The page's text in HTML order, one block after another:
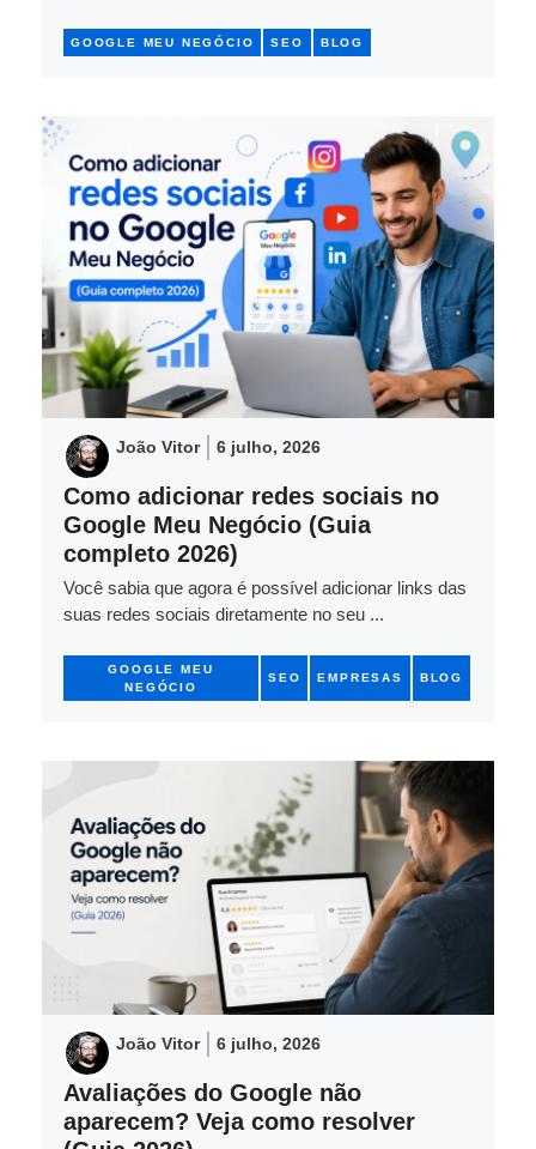
GOOGLE MEU NEGÓCIO SEO BLOG
João Vitor 6 julho, 2026
Como adicionar redes sociais no
Google Meu Negócio (Guia
completo 2026)
Você sabia que agora é possível adicionar links das
suas redes sociais diretamente no seu ...
GOOGLE MEU
NEGÓCIO
SEO EMPRESAS BLOG
João Vitor 6 julho, 2026
Avaliações do Google não
aparecem? Veja como resolver